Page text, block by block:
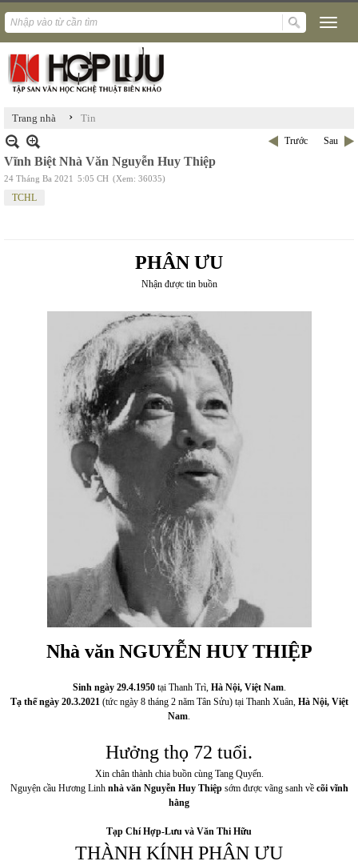
Trang nhà › Tin
Trước Sau
Vĩnh Biệt Nhà Văn Nguyễn Huy Thiệp
24 Tháng Ba 2021 5:05 CH (Xem: 36035)
TCHL
PHÂN ƯU
Nhận được tin buồn
Nhà văn NGUYỄN HUY THIỆP
Sinh ngày 29.4.1950 tại Thanh Trì, Hà Nội, Việt Nam.
Tạ thế ngày 20.3.2021(tức ngày 8 tháng 2 năm Tân Sửu) tại Thanh Xuân, Hà Nội, Việt
Nam.
Hưởng thọ 72 tuổi.
Xin chân thành chia buồn cùng Tang Quyến.
Nguyện cầu Hương Linh nhà văn Nguyễn Huy Thiệpsớm được vãng sanh về cõivĩnh
hằng
Tạp Chí Hợp-Lưu và Văn Thi Hữu
THÀNH KÍNH PHÂN ƯU